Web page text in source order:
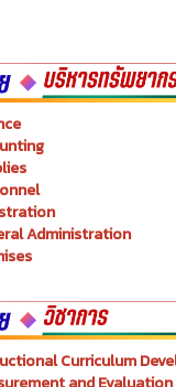
and General
Administration